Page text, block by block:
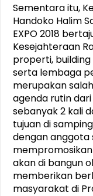
Sementara itu,
Handoko Halim
EXPO 2018
Kesejahteraan
properti,
serta lembaga
merupakan
agenda rutin dari
sebanyak 2 kali
tujuan di
dengan anggota
akan di bangun
memberikan
masyarakat di